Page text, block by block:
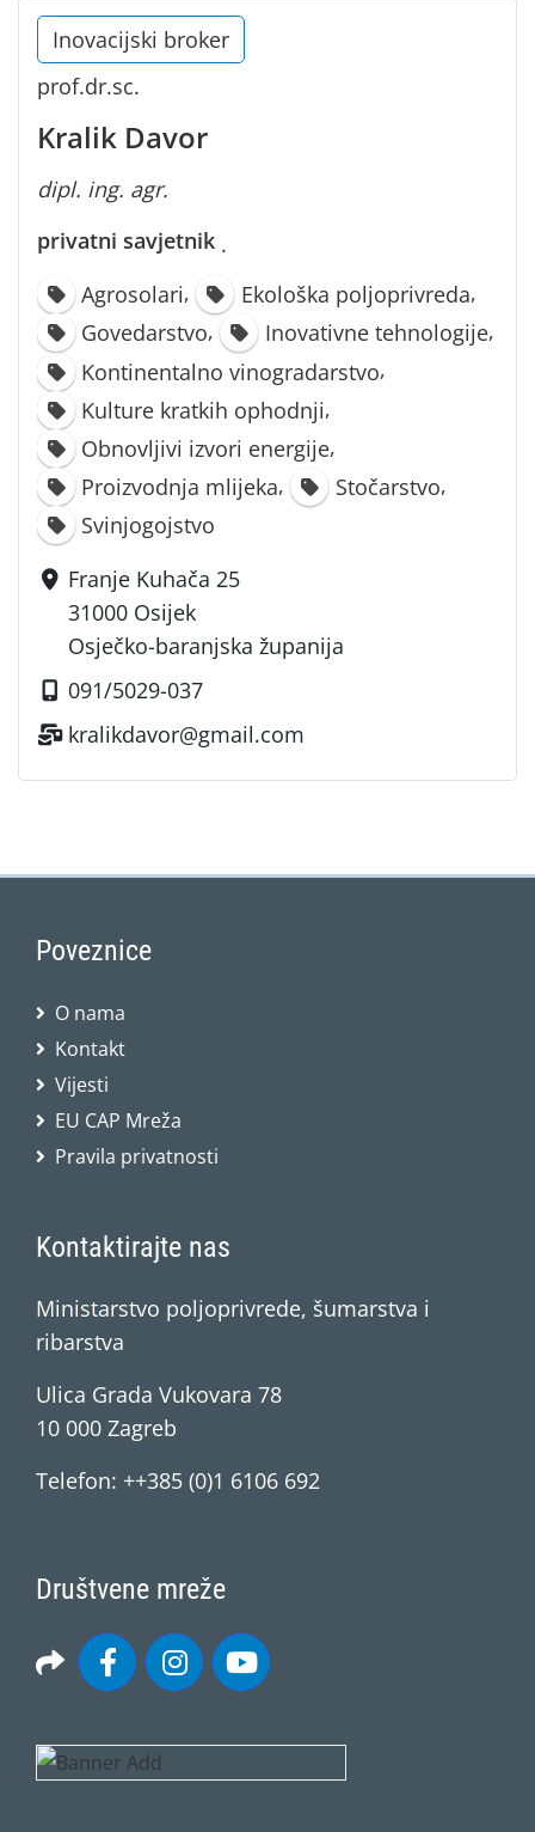
Inovacijski broker
prof.dr.sc.
Kralik Davor
dipl. ing. agr.
privatni savjetnik ·
Agrosolari, Ekološka poljoprivreda,
Govedarstvo, Inovativne tehnologije,
Kontinentalno vinogradarstvo,
Kulture kratkih ophodnji,
Obnovljivi izvori energije,
Proizvodnja mlijeka, Stočarstvo,
Svinjogojstvo
Franje Kuhača 25
31000 Osijek
Osječko-baranjska županija
091/5029-037
kralikdavor@gmail.com
Poveznice
O nama
Kontakt
Vijesti
EU CAP Mreža
Pravila privatnosti
Kontaktirajte nas
Ministarstvo poljoprivrede, šumarstva i
ribarstva
Ulica Grada Vukovara 78
10 000 Zagreb
Telefon: ++385 (0)1 6106 692
Društvene mreže